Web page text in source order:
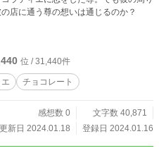
店に通う尊の想いは通じるのか？
位 / 31,440件
チョコレート
感想数 0
文字数 40,871
新日 2024.01.18
登録日 2024.01.16